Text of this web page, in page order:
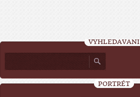
VYHLEDÁVÁNÍ
PORTRÉT